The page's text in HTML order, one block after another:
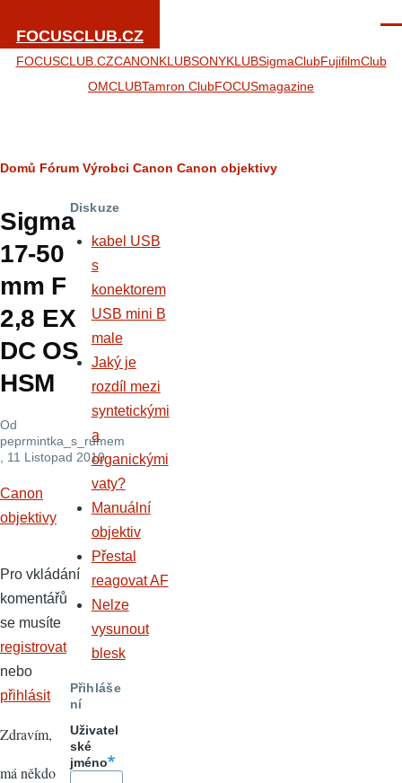
FOCUSCLUB.CZ
FOCUSCLUB.CZCANONKLUBSONYKLUBSigmaClubFujifilmClub
OMCLUBTamron ClubFOCUSmagazine
Drobečková
navigace
Domů Fórum Výrobci Canon Canon objektivy
Sigma
17-50
mm F
2,8 EX
DC OS
HSM
Od
peprmintka_s_rumem
, 11 Listopad 2010
Canon
objektivy
Pro vkládání
komentářů
se musíte
registrovat
nebo
přihlásit
Zdravím,
má někdo
Diskuze
kabel USB
s
konektorem
USB mini B
male
Jaký je
rozdíl mezi
syntetickými
a
organickými
vaty?
Manuální
objektiv
Přestal
reagovat AF
Nelze
vysunout
blesk
Přihláše
ní
Uživatel
ské
jméno